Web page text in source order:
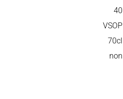
40
VSOP
70cl
non